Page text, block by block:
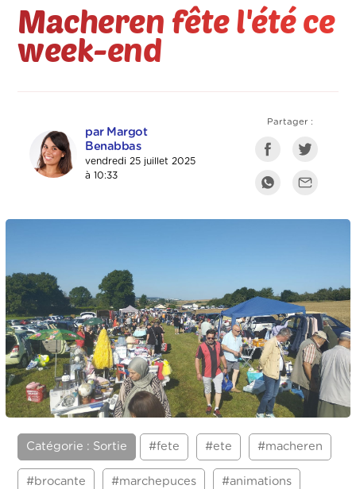
Macheren fête l'été ce
week-end
par Margot
Benabbas
vendredi 25 juillet 2025
à 10:33
Partager :
Catégorie : Sortie #fete #ete #macheren
#brocante #marchepuces #animations